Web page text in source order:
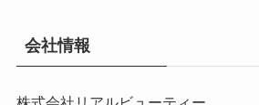
会社情報